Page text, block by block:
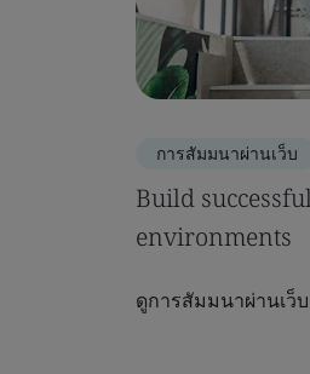
การสัมมนาผ่านเว็บ
Build
environments
ดูการสัมมนาผ่านเว็บ